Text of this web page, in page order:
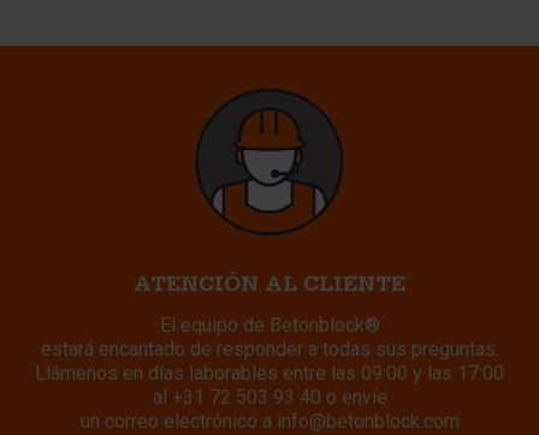
ATENCIÓN AL CLIENTE
El equipo de Betonblock®
estará encantado de responder a todas sus preguntas.
Llámenos en días laborables entre las 09:00 y las 17:00
al +31 72 503 93 40 o envíe
un correo electrónico a info@betonblock.com